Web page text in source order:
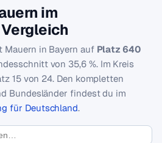
im
Mauern in Bayern auf Platz 640
von 35,6 %. Im Kreis
15 von 24. Den kompletten
Bundesländer findest du im
für Deutschland.